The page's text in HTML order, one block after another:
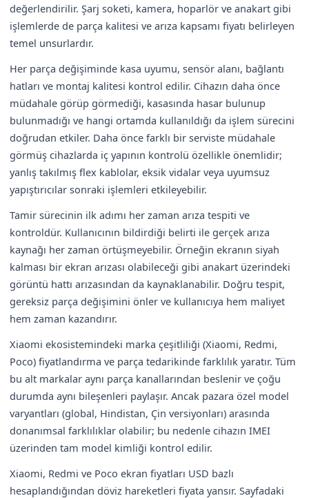
değerlendirilir. Şarj soketi, kamera, hoparlör ve anakart gibi
işlemlerde de parça kalitesi ve arıza kapsamı fiyatı belirleyen
temel unsurlardır.
Her parça değişiminde kasa uyumu, sensör alanı, bağlantı
hatları ve montaj kalitesi kontrol edilir. Cihazın daha önce
müdahale görüp görmediği, kasasında hasar bulunup
bulunmadığı ve hangi ortamda kullanıldığı da işlem sürecini
doğrudan etkiler. Daha önce farklı bir serviste müdahale
görmüş cihazlarda iç yapının kontrolü özellikle önemlidir;
yanlış takılmış flex kablolar, eksik vidalar veya uyumsuz
yapıştırıcılar sonraki işlemleri etkileyebilir.
Tamir sürecinin ilk adımı her zaman arıza tespiti ve
kontroldür. Kullanıcının bildirdiği belirti ile gerçek arıza
kaynağı her zaman örtüşmeyebilir. Örneğin ekranın siyah
kalması bir ekran arızası olabileceği gibi anakart üzerindeki
görüntü hattı arızasından da kaynaklanabilir. Doğru tespit,
gereksiz parça değişimini önler ve kullanıcıya hem maliyet
hem zaman kazandırır.
Xiaomi ekosistemindeki marka çeşitliliği (Xiaomi, Redmi,
Poco) fiyatlandırma ve parça tedarikinde farklılık yaratır. Tüm
bu alt markalar aynı parça kanallarından beslenir ve çoğu
durumda aynı bileşenleri paylaşır. Ancak pazara özel model
varyantları (global, Hindistan, Çin versiyonları) arasında
donanımsal farklılıklar olabilir; bu nedenle cihazın IMEI
üzerinden tam model kimliği kontrol edilir.
Xiaomi, Redmi ve Poco ekran fiyatları USD bazlı
hesaplandığından döviz hareketleri fiyata yansır. Sayfadaki